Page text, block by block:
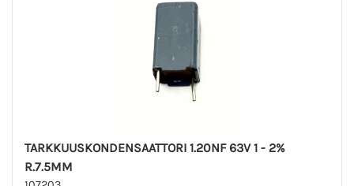
TARKKUUSKONDENSAATTORI 1.20NF 63V 1 - 2%
R.7.5MM